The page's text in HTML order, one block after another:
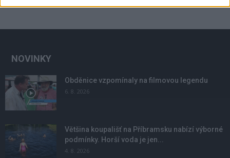
NOVINKY
Obděnice vzpomínaly na filmovou legendu
6. 8. 2026
Většina koupališť na Příbramsku nabízí výborné
podmínky. Horší voda je jen...
4. 8. 2026